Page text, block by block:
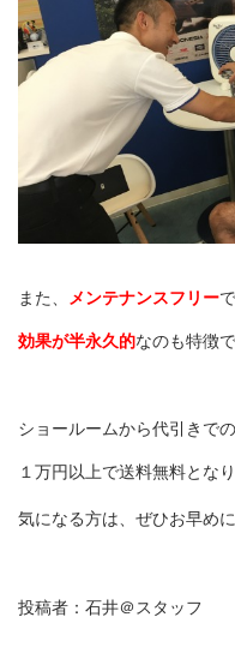
また、 メンテナンスフリーで
効果が半永久的なのも特徴
ショールームから代引きで
１万円以上で送料無料とな
気になる方は、ぜひお早め
投稿者：石井＠スタッフ